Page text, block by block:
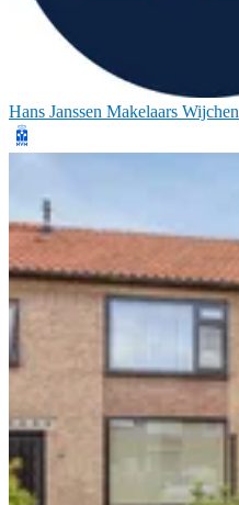
Hans Janssen Makelaars Wijchen